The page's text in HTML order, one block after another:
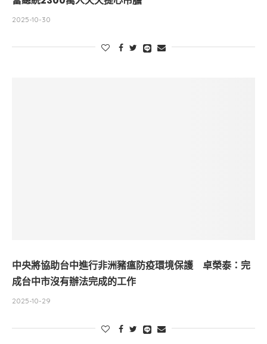
2025-10-30
中央將協助台中進行非洲豬瘟防疫環境保護 卓榮泰：完
成台中市沒有辦法完成的工作
2025-10-29